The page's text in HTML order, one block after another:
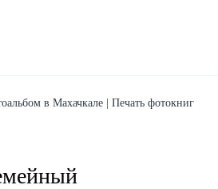
в Махачкале | Печать фотокниг